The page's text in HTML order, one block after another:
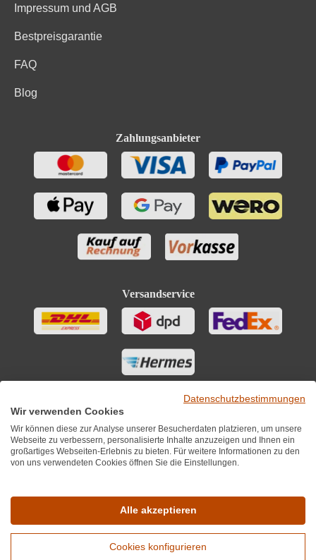
Impressum und AGB
Bestpreisgarantie
FAQ
Blog
Zahlungsanbieter
Versandservice
Datenschutzbestimmungen
Wir verwenden Cookies
Wir können diese zur Analyse unserer Besucherdaten platzieren, um unsere
Webseite zu verbessern, personalisierte Inhalte anzuzeigen und Ihnen ein
großartiges Webseiten-Erlebnis zu bieten. Für weitere Informationen zu den
von uns verwendeten Cookies öffnen Sie die Einstellungen.
Alle akzeptieren
Cookies konfigurieren